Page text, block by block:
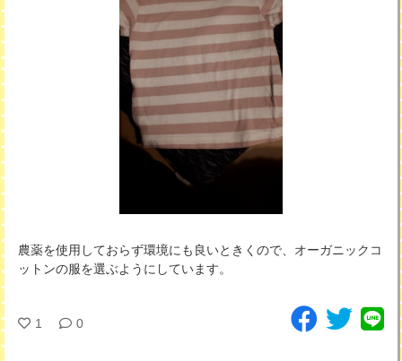
農薬を使用しておらず環境にも良いときくので、オーガニックコ
ットンの服を選ぶようにしています。
1 0